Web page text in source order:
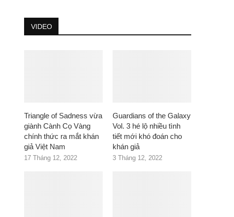
VIDEO
Triangle of Sadness vừa
giành Cành Cọ Vàng
chính thức ra mắt khán
giả Việt Nam
17 Tháng 12, 2022
Guardians of the Galaxy
Vol. 3 hé lộ nhiều tình
tiết mới khó đoán cho
khán giả
3 Tháng 12, 2022